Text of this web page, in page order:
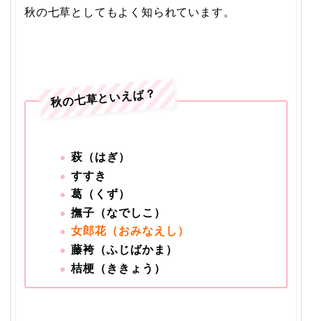
秋の七草としてもよく知られています。
秋の七草といえば？
萩（はぎ）
すすき
葛（くず）
撫子（なでしこ）
女郎花（おみなえし）
藤袴（ふじばかま）
桔梗（ききょう）